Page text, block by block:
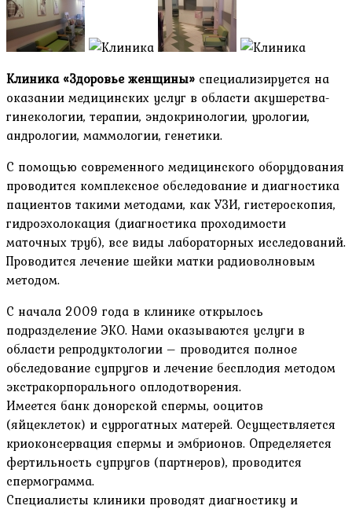
Клиника «Здоровье женщины» специализируется на
оказании медицинских услуг в области акушерства-
гинекологии, терапии, эндокринологии, урологии,
андрологии, маммологии, генетики.
С помощью современного медицинского оборудования
проводится комплексное обследование и диагностика
пациентов такими методами, как УЗИ, гистероскопия,
гидроэхолокация (диагностика проходимости
маточных труб), все виды лабораторных исследований.
Проводится лечение шейки матки радиоволновым
методом.
С начала 2009 года в клинике открылось
подразделение ЭКО. Нами оказываются услуги в
области репродуктологии – проводится полное
обследование супругов и лечение бесплодия методом
экстракорпорального оплодотворения.
Имеется банк донорской спермы, ооцитов
(яйцеклеток) и суррогатных матерей. Осуществляется
криоконсервация спермы и эмбрионов. Определяется
фертильность супругов (партнеров), проводится
спермограмма.
Специалисты клиники проводят диагностику и